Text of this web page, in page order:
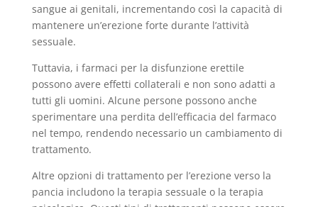
sangue ai genitali, incrementando così la capacità di
mantenere un’erezione forte durante l’attività
sessuale.
Tuttavia, i farmaci per la disfunzione erettile
possono avere effetti collaterali e non sono adatti a
tutti gli uomini. Alcune persone possono anche
sperimentare una perdita dell’efficacia del farmaco
nel tempo, rendendo necessario un cambiamento di
trattamento.
Altre opzioni di trattamento per l’erezione verso la
pancia includono la terapia sessuale o la terapia